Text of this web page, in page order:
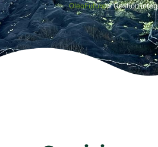
OleoFuturo»Gestión